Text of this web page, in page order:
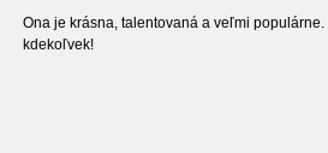
Ona je krásna, talentovaná a veľmi
kdekoľvek!